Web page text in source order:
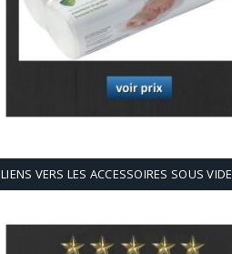
LIENS VERS LES ACCESSOIRES SOUS VIDE